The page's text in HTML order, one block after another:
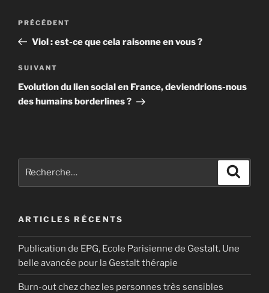
Navigation
l’article
Article
précédent
PRÉCÉDENT
Viol : est-ce que cela raisonne en vous ?
Article
suivant
SUIVANT
Evolution du lien social en France, deviendrions-nous
des humains borderlines ?
ARTICLES RÉCENTS
Publication de EPG, Ecole Parisienne de Gestalt. Une
belle avancée pour la Gestalt thérapie
Burn-out chez chez les personnes très sensibles